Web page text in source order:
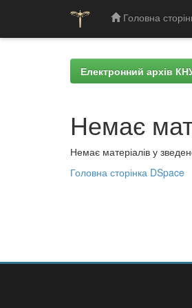
Головна
Електронний архів
Немає
Немає матеріалів у
Головна сторінка DSpace